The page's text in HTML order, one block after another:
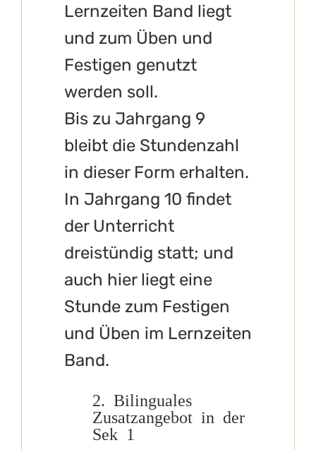
Lernzeiten Band liegt
und zum Üben und
Festigen genutzt
werden soll.
Bis zu Jahrgang 9
bleibt die Stundenzahl
in dieser Form erhalten.
In Jahrgang 10 findet
der Unterricht
dreistündig statt; und
auch hier liegt eine
Stunde zum Festigen
und Üben im Lernzeiten
Band.
2. Bilinguales
Zusatzangebot in der
Sek 1